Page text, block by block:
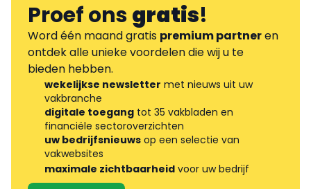
Proef onsgratis!
Word één maand gratis premium partneren
ontdek alle unieke voordelen die wij u te
bieden hebben.
wekelijkse newsletter met nieuws uit uw
vakbranche
digitale toegang tot 35 vakbladen en
financiële sectoroverzichten
uw bedrijfsnieuws op een selectie van
vakwebsites
maximale zichtbaarheid voor uw bedrijf